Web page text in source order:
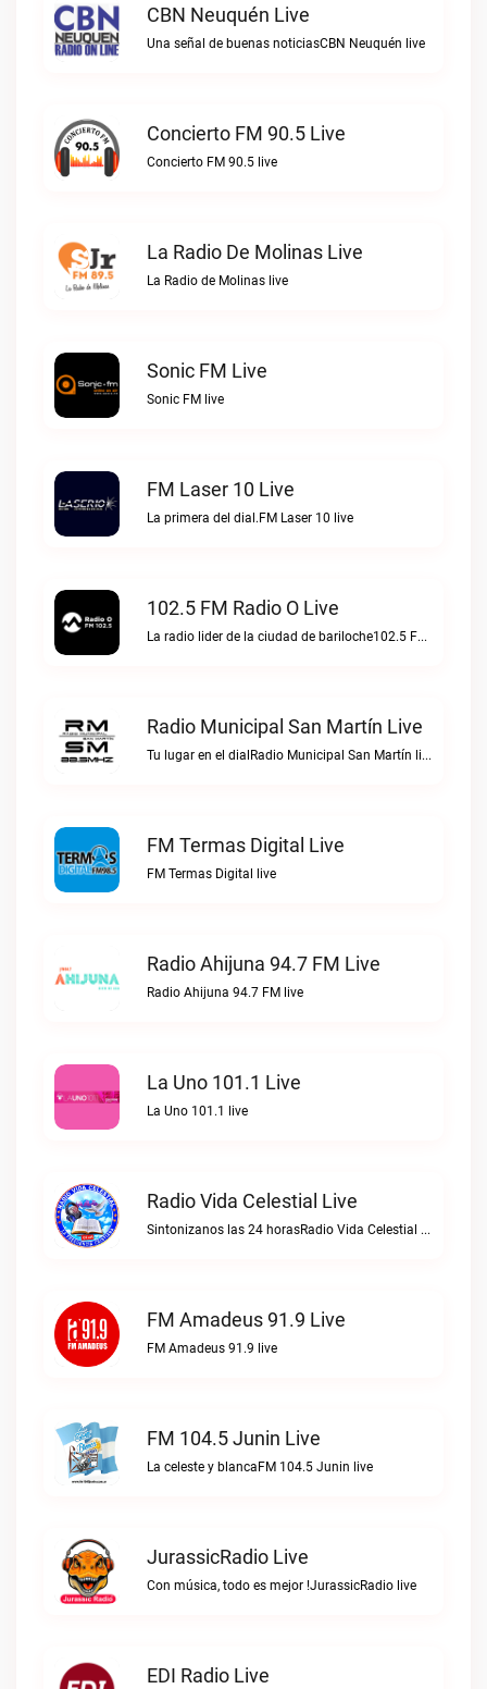
CBN Neuquén Live
Una señal de buenas noticiasCBN Neuquén live
Concierto FM 90.5 Live
Concierto FM 90.5 live
La Radio De Molinas Live
La Radio de Molinas live
Sonic FM Live
Sonic FM live
FM Laser 10 Live
La primera del dial.FM Laser 10 live
102.5 FM Radio O Live
La radio lider de la ciudad de bariloche102.5 FM Radio O live
Radio Municipal San Martín Live
Tu lugar en el dialRadio Municipal San Martín live
FM Termas Digital Live
FM Termas Digital live
Radio Ahijuna 94.7 FM Live
Radio Ahijuna 94.7 FM live
La Uno 101.1 Live
La Uno 101.1 live
Radio Vida Celestial Live
Sintonizanos las 24 horasRadio Vida Celestial live
FM Amadeus 91.9 Live
FM Amadeus 91.9 live
FM 104.5 Junin Live
La celeste y blancaFM 104.5 Junin live
JurassicRadio Live
Con música, todo es mejor !JurassicRadio live
EDI Radio Live